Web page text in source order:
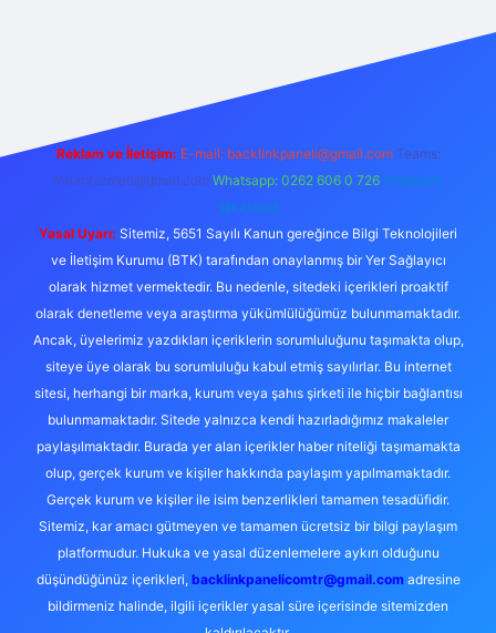
m elexbet
Reklam ve İletişim: E-mail: backlinkpaneli@gmail.com Teams:
forumhizmeti@gmail.com Whatsapp: 0262 606 0 726 Telegram:
@karabul
Yasal Uyarı: Sitemiz, 5651 Sayılı Kanun gereğince Bilgi Teknolojileri
ve İletişim Kurumu (BTK) tarafından onaylanmış bir Yer Sağlayıcı
olarak hizmet vermektedir. Bu nedenle, sitedeki içerikleri proaktif
olarak denetleme veya araştırma yükümlülüğümüz bulunmamaktadır.
Ancak, üyelerimiz yazdıkları içeriklerin sorumluluğunu taşımakta olup,
siteye üye olarak bu sorumluluğu kabul etmiş sayılırlar. Bu internet
sitesi, herhangi bir marka, kurum veya şahıs şirketi ile hiçbir bağlantısı
bulunmamaktadır. Sitede yalnızca kendi hazırladığımız makaleler
paylaşılmaktadır. Burada yer alan içerikler haber niteliği taşımamakta
olup, gerçek kurum ve kişiler hakkında paylaşım yapılmamaktadır.
Gerçek kurum ve kişiler ile isim benzerlikleri tamamen tesadüfidir.
Sitemiz, kar amacı gütmeyen ve tamamen ücretsiz bir bilgi paylaşım
platformudur. Hukuka ve yasal düzenlemelere aykırı olduğunu
düşündüğünüz içerikleri, backlinkpanelicomtr@gmail.comadresine
bildirmeniz halinde, ilgili içerikler yasal süre içerisinde sitemizden